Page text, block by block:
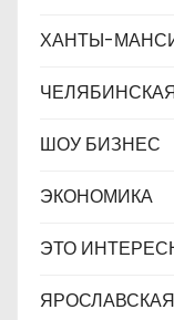
ХАНТЫ-
ШОУ БИЗНЕС
ЭКОНОМИКА
ЭТО